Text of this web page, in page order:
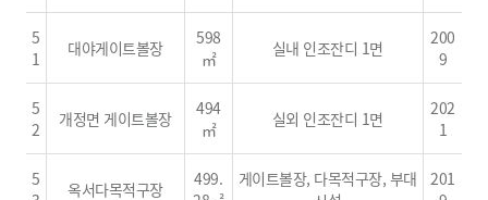
5
1
대야게이트볼장
598
㎡
실내 인조잔디 1면
200
9
5
2
개정면 게이트볼장
494
㎡
실외 인조잔디 1면
202
1
5
옥서다목적구장
499.
게이트볼장, 다목적구장, 부대
201